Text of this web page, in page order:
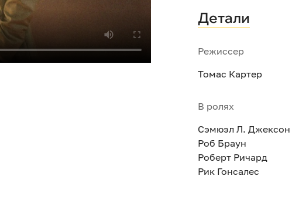
Детали
Режиссер
Томас Картер
В ролях
Сэмюэл Л. Джексон
Роб Браун
Роберт Ричард
Рик Гонсалес